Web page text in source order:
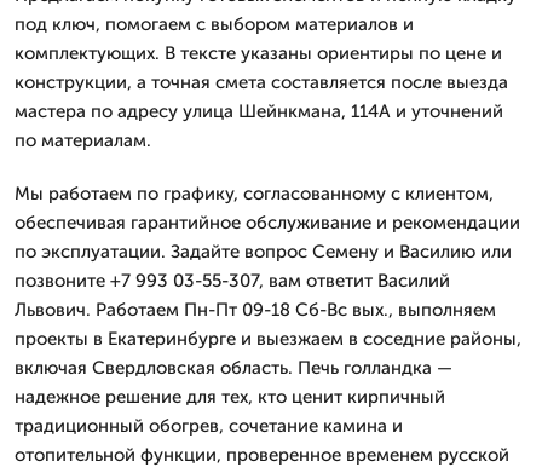
под ключ, помогаем с выбором материалов и
комплектующих. В тексте указаны ориентиры по цене и
конструкции, а точная смета составляется после выезда
мастера по адресу улица Шейнкмана, 114А и уточнений
по материалам.
Мы работаем по графику, согласованному с клиентом,
обеспечивая гарантийное обслуживание и рекомендации
по эксплуатации. Задайте вопрос Семену и Василию или
позвоните +7 993 03-55-307, вам ответит Василий
Львович. Работаем Пн-Пт 09-18 Сб-Вс вых., выполняем
проекты в Екатеринбурге и выезжаем в соседние районы,
включая Свердловская область. Печь голландка —
надежное решение для тех, кто ценит кирпичный
традиционный обогрев, сочетание камина и
отопительной функции, проверенное временем русской